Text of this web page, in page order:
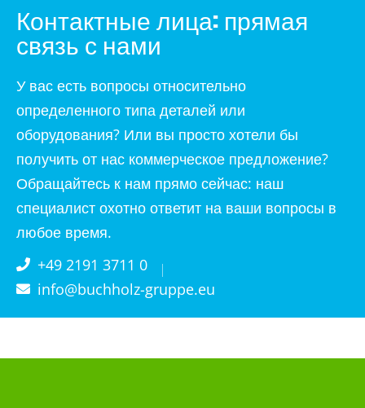
Контактные лица: прямая
связь с нами
У вас есть вопросы относительно
определенного типа деталей или
оборудования? Или вы просто хотели бы
получить от нас коммерческое предложение?
Обращайтесь к нам прямо сейчас: наш
специалист охотно ответит на ваши вопросы в
любое время.
+49 2191 3711 0
info@buchholz-gruppe.eu